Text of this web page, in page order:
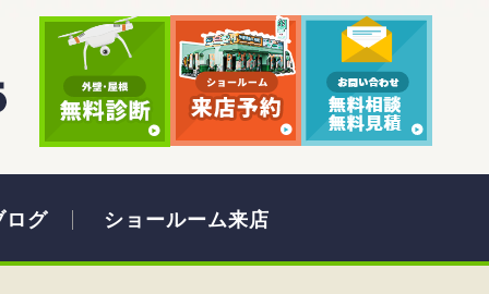
ログ ショールーム来店